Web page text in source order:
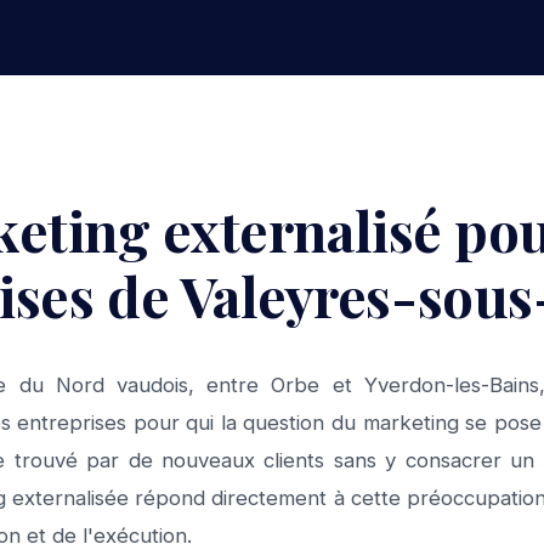
externalisé
de Valeyres-
du Nord vaudois, entre Orbe et Yverdon-les-Bains,
entreprises pour qui la question du marketing se
trouvé par de nouveaux clients sans y consacrer un
externalisée répond directement à cette
et de l'exécution.